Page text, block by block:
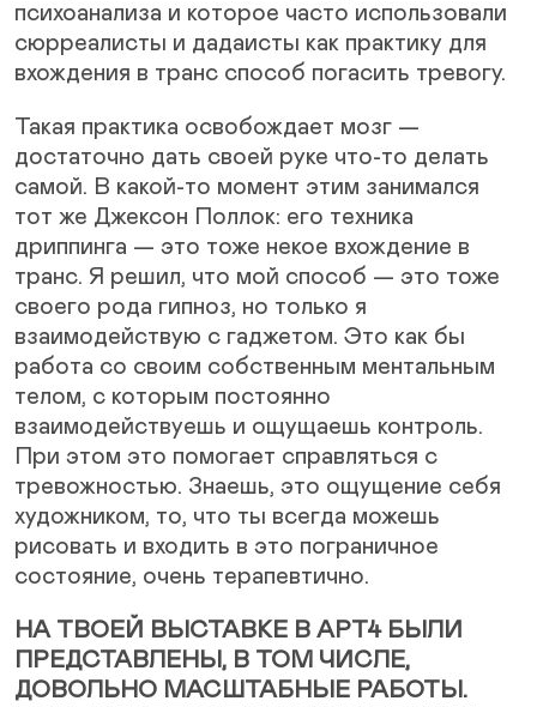
психоанализа и которое часто использовали
сюрреалисты и дадаисты как практику для
вхождения в транс способ погасить тревогу.
Такая практика освобождает мозг —
достаточно дать своей руке что-то делать
самой. В какой-то момент этим занимался
тот же Джексон Поллок: его техника
дриппинга — это тоже некое вхождение в
транс. Я решил, что мой способ — это тоже
своего рода гипноз, но только я
взаимодействую с гаджетом. Это как бы
работа со своим собственным ментальным
телом, с которым постоянно
взаимодействуешь и ощущаешь контроль.
При этом это помогает справляться с
тревожностью. Знаешь, это ощущение себя
художником, то, что ты всегда можешь
рисовать и входить в это пограничное
состояние, очень терапевтично.
НА ТВОЕЙ ВЫСТАВКЕ В АРТ4 БЫЛИ
ПРЕДСТАВЛЕНЫ, В ТОМ ЧИСЛЕ,
ДОВОЛЬНО МАСШТАБНЫЕ РАБОТЫ.